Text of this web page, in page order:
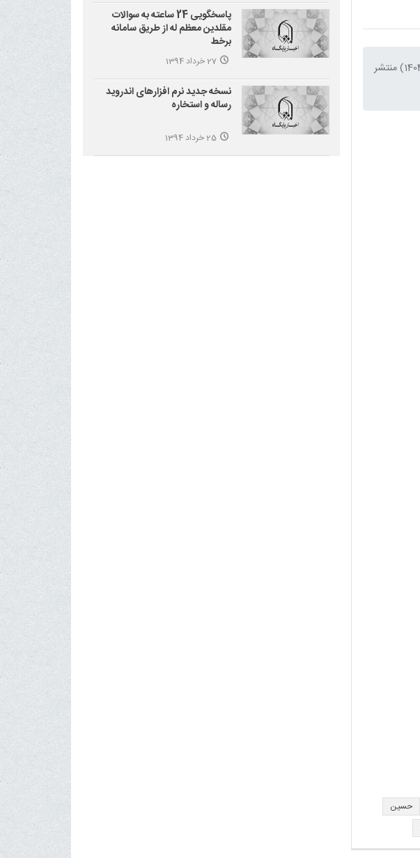
به اطلاع مخاطبین عزیز می رساند یکصد و چهاردهمین شماره ماهنامه الکترونیکی خبری - تحلیلی بلیغ (تیر 1404) منتشر
حسین
پاسخگویی 24 ساعته به سوالات
مقلدین معظم له از طریق سامانه
برخط
27 خرداد 1394
نسخه جدید نرم افزارهای اندروید
رساله و استخاره
25 خرداد 1394